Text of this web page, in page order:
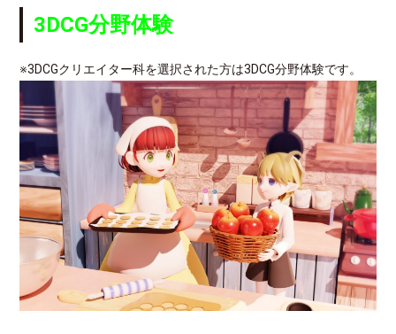
3DCG分野体験
※3DCGクリエイター科を選択された方は3DCG分野体験です。